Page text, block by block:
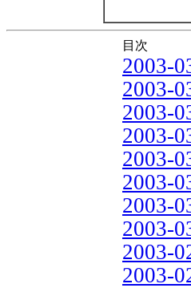
目次
2003-
2003-
2003-
2003-
2003-
2003-
2003-
2003-
2003-
2003-